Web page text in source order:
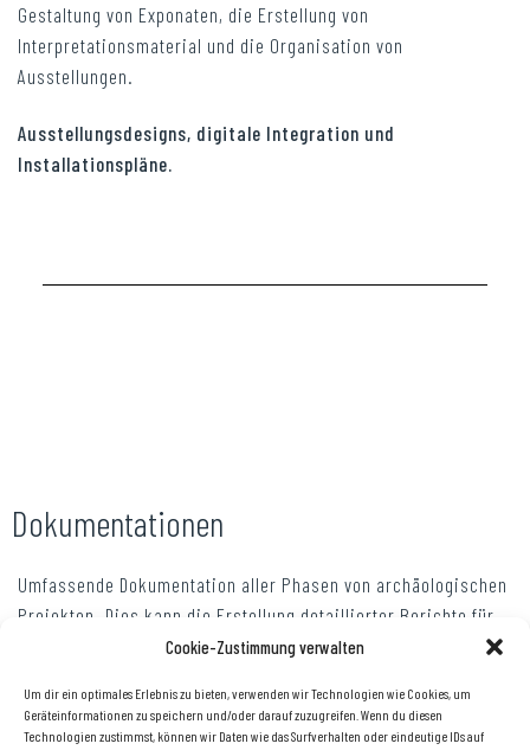
Cookie-Zustimmung verwalten
Um dir ein optimales Erlebnis zu bieten, verwenden wir Technologien wie Cookies, um
Geräteinformationen zu speichern und/oder darauf zuzugreifen. Wenn du diesen
Technologien zustimmst, können wir Daten wie das Surfverhalten oder eindeutige IDs auf
Gestaltung von Exponaten, die Erstellung von
Interpretationsmaterial und die Organisation von
Ausstellungen.
Ausstellungsdesigns, digitale Integration und
Installationspläne.
Dokumentationen
Umfassende Dokumentation aller Phasen von archäologischen
Projekten. Dies kann die Erstellung detaillierter Berichte für
die Einhaltung von Vorschriften, Projektbeteiligte und die
Abschließende Projektberichte, Zwischenberichte und